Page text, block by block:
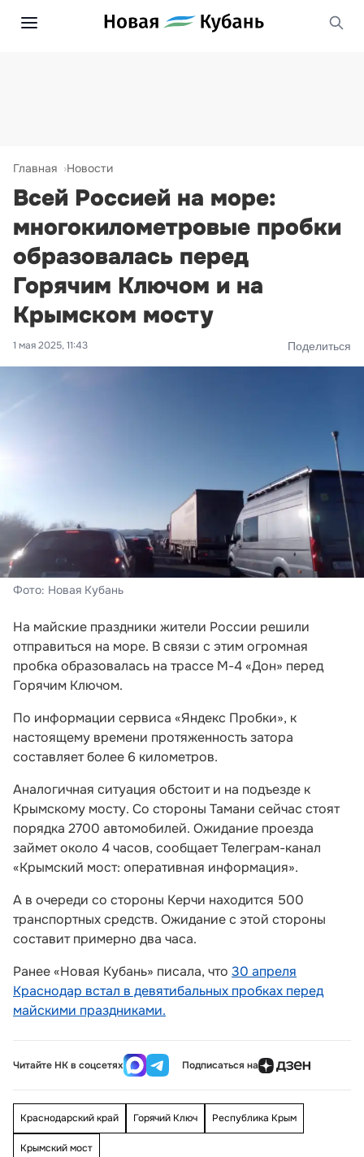
Главная Новости
Всей Россией на море:
многокилометровые пробки
образовалась перед
Горячим Ключом и на
Крымском мосту
1 мая 2025, 11:43 Поделиться
Фото: Новая Кубань
На майские праздники жители России решили
отправиться на море. В связи с этим огромная
пробка образовалась на трассе М-4 «Дон» перед
Горячим Ключом.
По информации сервиса «Яндекс Пробки», к
настоящему времени протяженность затора
составляет более 6 километров.
Аналогичная ситуация обстоит и на подъезде к
Крымскому мосту. Со стороны Тамани сейчас стоят
порядка 2700 автомобилей. Ожидание проезда
займет около 4 часов, сообщает Телеграм-канал
«Крымский мост: оперативная информация».
А в очереди со стороны Керчи находится 500
транспортных средств. Ожидание с этой стороны
составит примерно два часа.
Ранее «Новая Кубань» писала, что 30 апреля
Краснодар встал в девятибальных пробках перед
майскими праздниками.
Читайте НК в соцсетях Подписаться на
Краснодарский край Горячий Ключ Республика Крым
Крымский мост